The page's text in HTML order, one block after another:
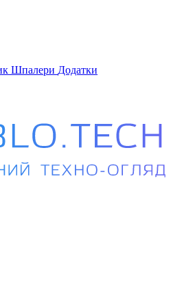
Шпалери Додатки